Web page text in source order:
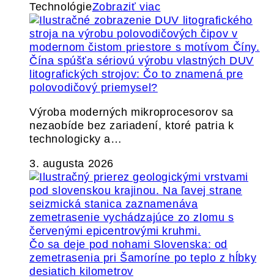
TechnológieZobraziť viac
Čína spúšťa sériovú výrobu vlastných DUV
litografických strojov: Čo to znamená pre
polovodičový priemysel?
Výroba moderných mikroprocesorov sa
nezaobíde bez zariadení, ktoré patria k
technologicky a…
3. augusta 2026
Čo sa deje pod nohami Slovenska: od
zemetrasenia pri Šamoríne po teplo z hĺbky
desiatich kilometrov